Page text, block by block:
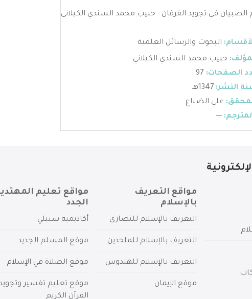
في تجويد الفرقان - حبيب محمد السندي الكيلاني
البحوث والرسائل العلمية
حبيب محمد السندي الكيلاني
الصفحات:
النشر:
علي الضباع
---
مواقع التعريف
بالإسلام
التعريف بالإسلام للنصارى
التعريف بالإسلام للملحدين
التعريف بالإسلام للهندوس
موقع الإيمان
مواقع تعليم
الجدد
أكاديمية سبيلي
موقع المسلم الجديد
موقع الصلاة في الإسلام
موقع تعليم تفسير
القرآن الكريم